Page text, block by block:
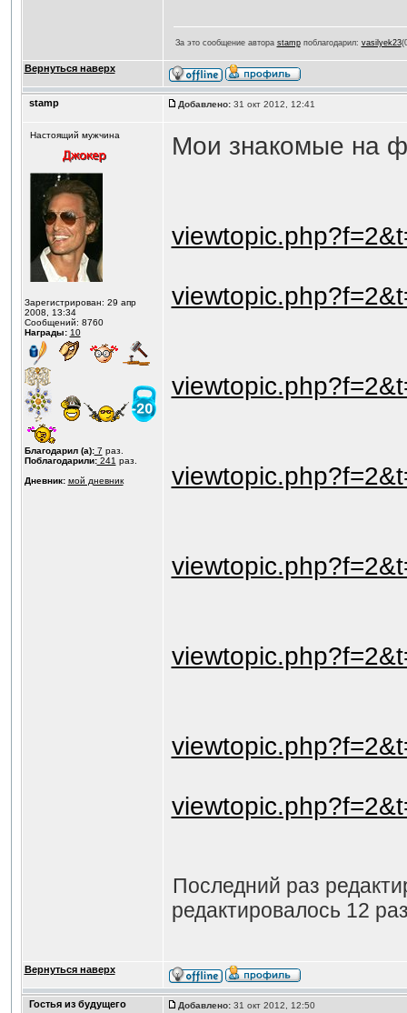
За это сообщение автора stampпоблагодарил: vasilyek23
Вернуться наверх
stamp Добавлено:31 окт 2012, 12:41
Настоящий мужчина
Зарегистрирован: 29 апр
2008, 13:34
Сообщений: 8760
Награды: 10
Благодарил (а):7 раз.
Поблагодарили:241 раз.
Дневник: мой дневник
Мои знакомые на
Последний раз
редактировалось 12
Вернуться наверх
Гостья из будущего Добавлено:31 окт 2012, 12:50